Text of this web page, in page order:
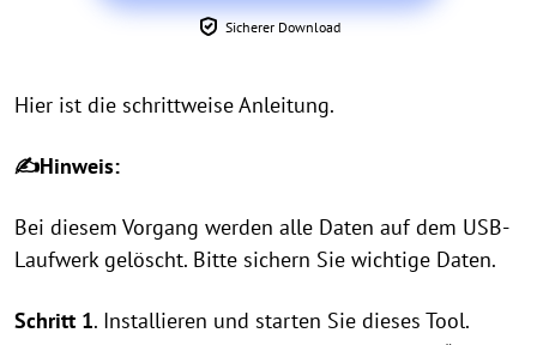
Sicherer Download
Hier ist die schrittweise Anleitung.
✍Hinweis:
Bei diesem Vorgang werden alle Daten auf dem USB-
Laufwerk gelöscht. Bitte sichern Sie wichtige Daten.
Schritt 1. Installieren und starten Sie dieses Tool.